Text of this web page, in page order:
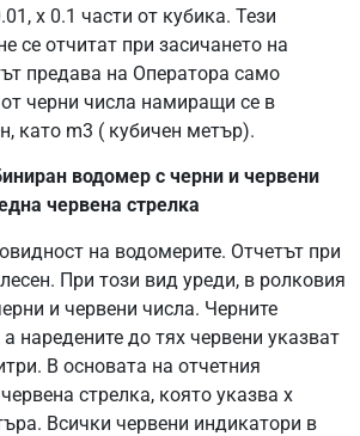
х 0.1 части от кубика. Тези
се отчитат при засичането на
предава на Оператора само
черни числа намиращи се в
като m3 ( кубичен метър).
водомер с черни и червени
червена стрелка
на водомерите. Отчетът при
При този вид уреди, в ролковия
и червени числа. Черните
наредените до тях червени указват
В основата на отчетния
стрелка, която указва х
Всички червени индикатори в